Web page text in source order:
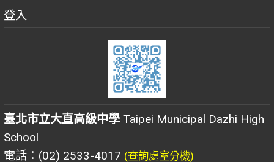
登入
臺北市立大直高級中學 Taipei Municipal Dazhi High
School
電話：(02) 2533-4017 (查詢處室分機)